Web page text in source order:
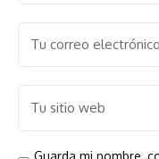
Guarda mi nombre,